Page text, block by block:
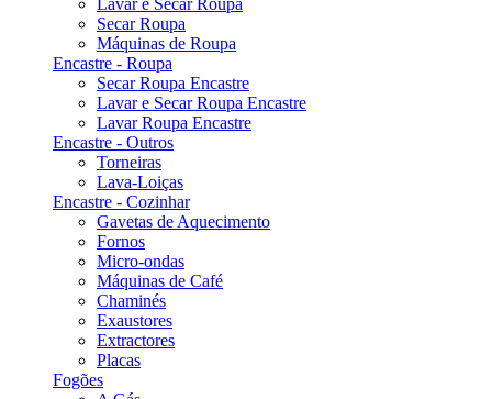
Lavar e Secar Roupa
Secar Roupa
Máquinas de Roupa
Encastre - Roupa
Secar Roupa Encastre
Lavar e Secar Roupa Encastre
Lavar Roupa Encastre
Encastre - Outros
Torneiras
Lava-Loiças
Encastre - Cozinhar
Gavetas de Aquecimento
Fornos
Micro-ondas
Máquinas de Café
Chaminés
Exaustores
Extractores
Placas
Fogões